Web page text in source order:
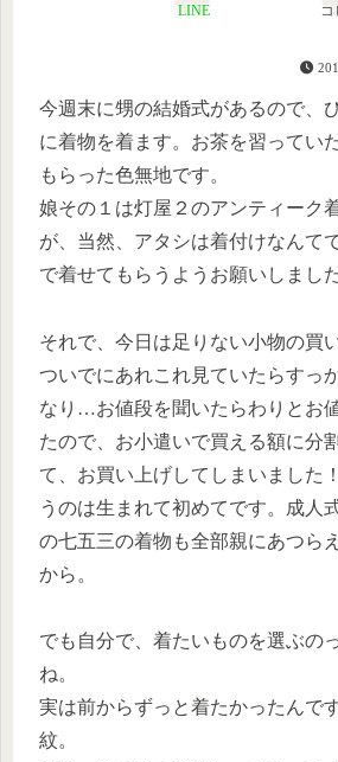
LINE
今週末に甥の結婚式があるので、
に着物を着ます。お茶を習ってい
もらった色無地です。
娘その１は灯屋２のアンティーク
が、当然、アタシは着付けなんて
で着せてもらうようお願いしました
それで、今日は足りない小物の買
ついでにあれこれ見ていたらすっ
なり…お値段を聞いたらわりとお
たので、お小遣いで買える額に分
て、お買い上げしてしまいました
うのは生まれて初めてです。成人
の七五三の着物も全部親にあつら
から。
でも自分で、着たいものを選ぶの
ね。
実は前からずっと着たかったんで
紋。